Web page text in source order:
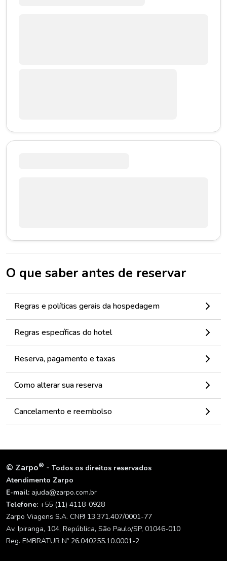
O que saber antes de reservar
Regras e políticas gerais da hospedagem
Regras específicas do hotel
Reserva, pagamento e taxas
Como alterar sua reserva
Cancelamento e reembolso
© Zarpo® - Todos os direitos reservados
Atendimento Zarpo
E-mail: ajuda@zarpo.com.br
Telefone: +55 (11) 4118-0928
Zarpo Viagens S.A. CNPJ 13.371.407/0001-77
Av. Ipiranga, 104, República, São Paulo/SP, 01046-010
Reg. EMBRATUR Nº 26.040255.10.0001-2